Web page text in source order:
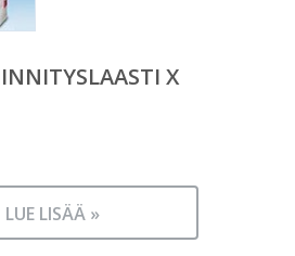
X
LUE LISÄÄ »